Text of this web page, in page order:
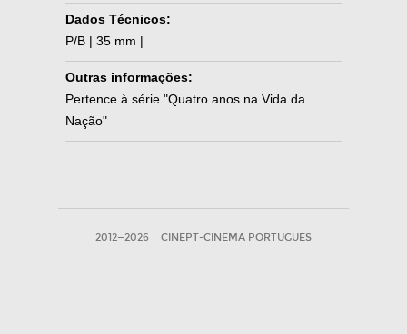
Dados Técnicos:
P/B | 35 mm |
Outras informações:
Pertence à série "Quatro anos na Vida da
Nação"
2012—2026 CINEPT-CINEMA PORTUGUES